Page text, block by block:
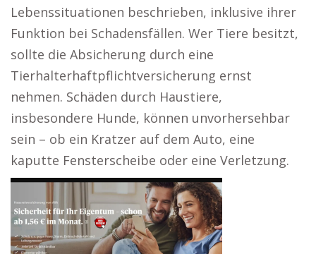
Lebenssituationen beschrieben, inklusive ihrer
Funktion bei Schadensfällen. Wer Tiere besitzt,
sollte die Absicherung durch eine
Tierhalterhaftpflichtversicherung ernst
nehmen. Schäden durch Haustiere,
insbesondere Hunde, können unvorhersehbar
sein – ob ein Kratzer auf dem Auto, eine
kaputte Fensterscheibe oder eine Verletzung.